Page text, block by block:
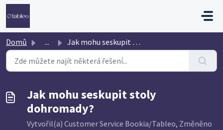
Přeskočit na hlavní obsah
Domů ... Jak mohu seskupit stoly dohromady?
Jak mohu seskupit stoly
dohromady?
Vytvořil(a) Customer Service Bookia/Tableo, Změněno